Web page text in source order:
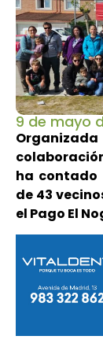
9 de mayo
ha contado
de 43
el Pago El